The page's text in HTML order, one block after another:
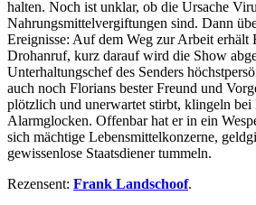
halten. Noch ist unklar, ob die Ursache
Nahrungsmittelvergiftungen sind. Dann
Ereignisse: Auf dem Weg zur Arbeit erhält
Drohanruf, kurz darauf wird die Show
Unterhaltungschef des Senders
auch noch Florians bester Freund und
plötzlich und unerwartet stirbt, klingeln bei
Alarmglocken. Offenbar hat er in ein
sich mächtige Lebensmittelkonzerne,
gewissenlose Staatsdiener tummeln.
Rezensent: Frank Landschoof.